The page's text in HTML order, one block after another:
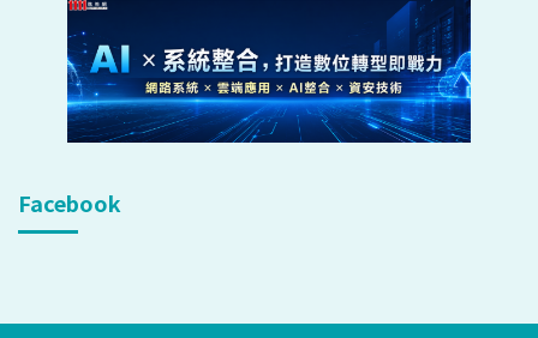
Facebook